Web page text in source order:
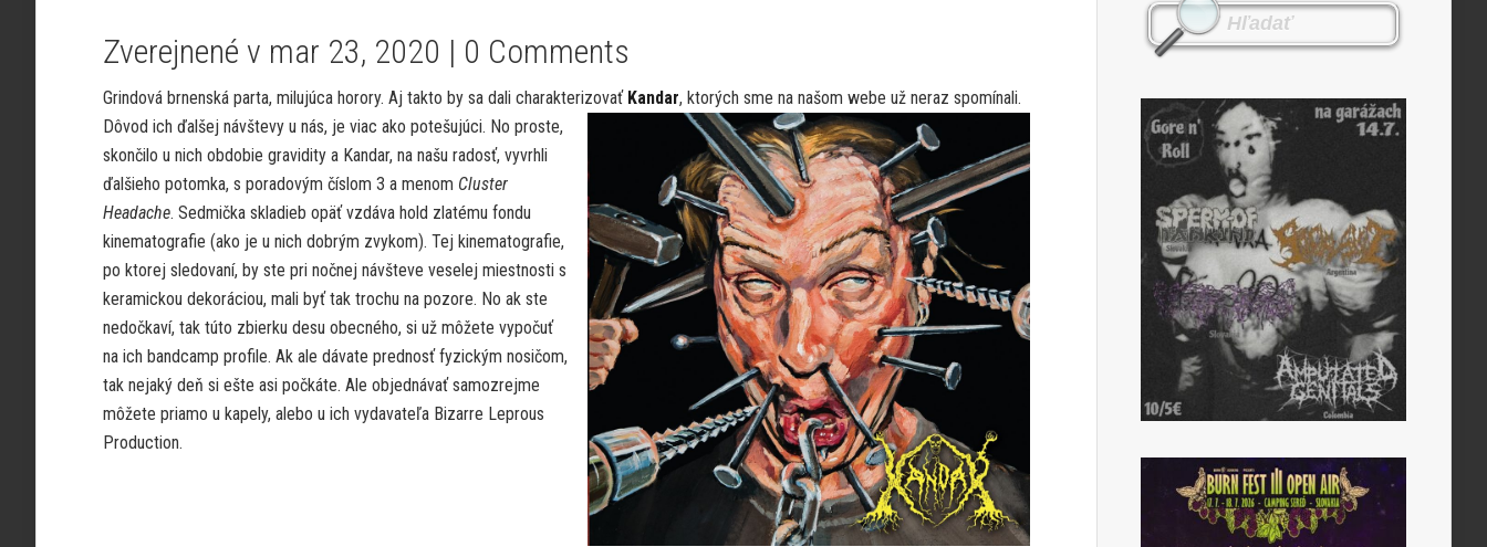
Zverejnené v mar 23, 2020 | 0 Comments
Grindová brnenská parta, milujúca horory. Aj takto by sa dali charakterizovať Kandar, ktorých sme na našom webe už neraz spomínali.
Dôvod ich ďalšej návštevy u nás, je viac ako potešujúci. No proste,
skončilo u nich obdobie gravidity a Kandar, na našu radosť, vyvrhli
ďalšieho potomka, s poradovým číslom 3 a menom Cluster
Headache. Sedmička skladieb opäť vzdáva hold zlatému fondu
kinematografie (ako je u nich dobrým zvykom). Tej kinematografie,
po ktorej sledovaní, by ste pri nočnej návšteve veselej miestnosti s
keramickou dekoráciou, mali byť tak trochu na pozore. No ak ste
nedočkaví, tak túto zbierku desu obecného, si už môžete vypočuť
na ich bandcamp profile. Ak ale dávate prednosť fyzickým nosičom,
tak nejaký deň si ešte asi počkáte. Ale objednávať samozrejme
môžete priamo u kapely, alebo u ich vydavateľa Bizarre Leprous
Production.